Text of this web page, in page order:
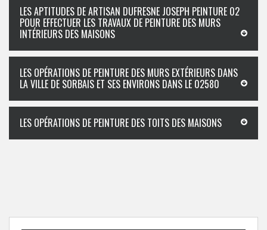
LES APTITUDES DE ARTISAN DUFRESNE JOSEPH PEINTURE 02
POUR EFFECTUER LES TRAVAUX DE PEINTURE DES MURS
INTÉRIEURS DES MAISONS
LES OPÉRATIONS DE PEINTURE DES MURS EXTÉRIEURS DANS
LA VILLE DE SORBAIS ET SES ENVIRONS DANS LE 02580
LES OPÉRATIONS DE PEINTURE DES TOITS DES MAISONS